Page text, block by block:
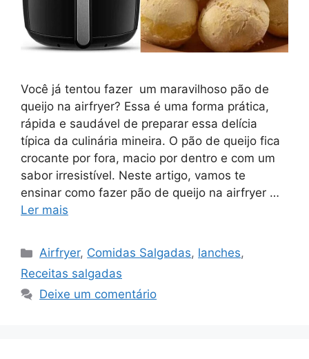
Você já tentou fazer um maravilhoso pão de
queijo na airfryer? Essa é uma forma prática,
rápida e saudável de preparar essa delícia
típica da culinária mineira. O pão de queijo fica
crocante por fora, macio por dentro e com um
sabor irresistível. Neste artigo, vamos te
ensinar como fazer pão de queijo na airfryer …
Ler mais
Categorias
Airfryer, Comidas Salgadas, lanches,
Receitas salgadas
Deixe um comentário